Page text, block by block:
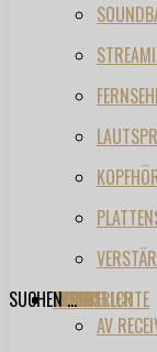
TESTBERICHTE
AV
FORUM
FILME
VIDEOS
HERSTELLER
EVENT
SUCHEN ...